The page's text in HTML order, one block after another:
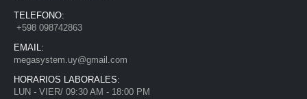
TELEFONO:
+598 098742863
EMAIL:
megasystem.uy@gmail.com
HORARIOS LABORALES:
LUN - VIER/ 09:30 AM - 18:00 PM